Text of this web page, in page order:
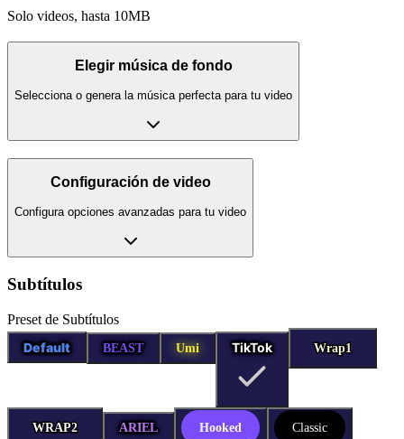
Solo videos, hasta 10MB
Elegir música de fondo
Selecciona o genera la música perfecta para tu video
Configuración de video
Configura opciones avanzadas para tu video
Subtítulos
Preset de Subtítulos
Default
BEAST Umi TikTok Wrap1
Wrap1
WRAP2
WRAP2 ARIEL Hooked Classic